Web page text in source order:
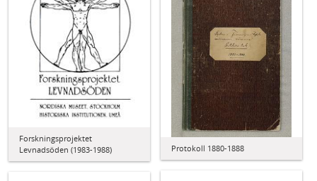
Forskningsprojektet
Levnadsöden (1983-1988)
Protokoll 1880-1888